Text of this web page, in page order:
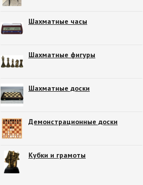
Шахматные часы
Шахматные фигуры
Шахматные доски
Демонстрационные доски
Кубки и грамоты